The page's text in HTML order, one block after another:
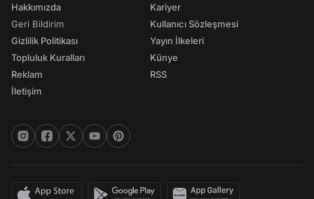
Hakkımızda
Geri Bildirim
Gizlilik Politikası
Topluluk Kuralları
Reklam
İletişim
Kariyer
Kullanıcı Sözleşmesi
Yayın İlkeleri
Künye
RSS